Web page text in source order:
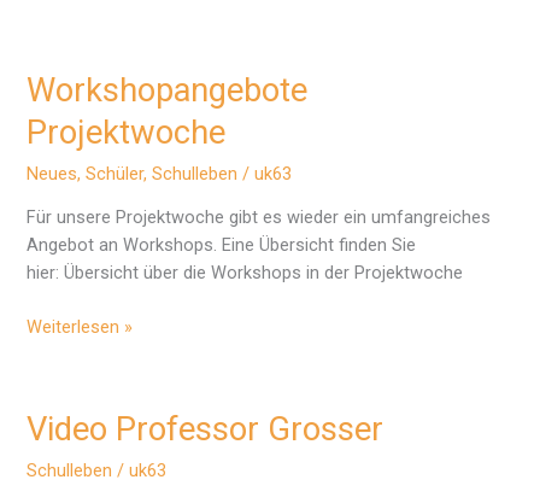
Workshopangebote
Projektwoche
Neues,Schüler,Schulleben /uk63
Für unsere Projektwoche gibt es wieder ein umfangreiches
Angebot an Workshops. Eine Übersicht finden Sie
hier: Übersicht über die Workshops in der Projektwoche
Workshopangebote
Weiterlesen »
Video Professor Grosser
Schulleben /uk63